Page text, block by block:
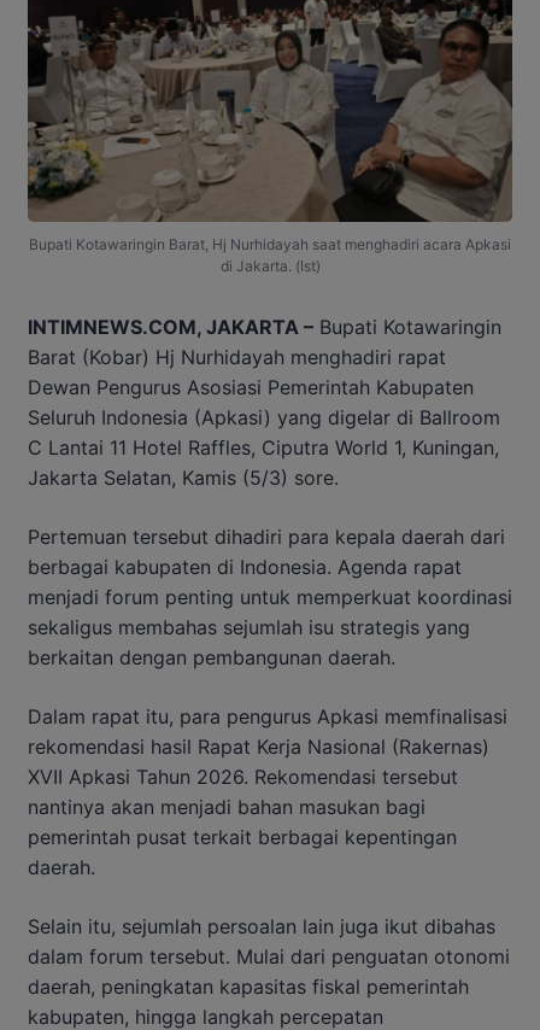
Bupati Kotawaringin Barat, Hj Nurhidayah saat menghadiri acara Apkasi
di Jakarta. (Ist)
INTIMNEWS.COM, JAKARTA – Bupati Kotawaringin
Barat (Kobar) Hj Nurhidayah menghadiri rapat
Dewan Pengurus Asosiasi Pemerintah Kabupaten
Seluruh Indonesia (Apkasi) yang digelar di Ballroom
C Lantai 11 Hotel Raffles, Ciputra World 1, Kuningan,
Jakarta Selatan, Kamis (5/3) sore.
Pertemuan tersebut dihadiri para kepala daerah dari
berbagai kabupaten di Indonesia. Agenda rapat
menjadi forum penting untuk memperkuat koordinasi
sekaligus membahas sejumlah isu strategis yang
berkaitan dengan pembangunan daerah.
Dalam rapat itu, para pengurus Apkasi memfinalisasi
rekomendasi hasil Rapat Kerja Nasional (Rakernas)
XVII Apkasi Tahun 2026. Rekomendasi tersebut
nantinya akan menjadi bahan masukan bagi
pemerintah pusat terkait berbagai kepentingan
daerah.
Selain itu, sejumlah persoalan lain juga ikut dibahas
dalam forum tersebut. Mulai dari penguatan otonomi
daerah, peningkatan kapasitas fiskal pemerintah
kabupaten, hingga langkah percepatan